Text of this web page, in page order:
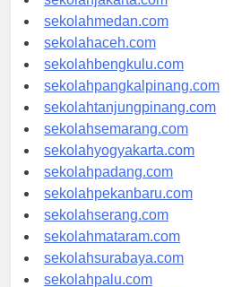
sekolahjakarta.com
sekolahmedan.com
sekolahaceh.com
sekolahbengkulu.com
sekolahpangkalpinang.com
sekolahtanjungpinang.com
sekolahsemarang.com
sekolahyogyakarta.com
sekolahpadang.com
sekolahpekanbaru.com
sekolahserang.com
sekolahmataram.com
sekolahsurabaya.com